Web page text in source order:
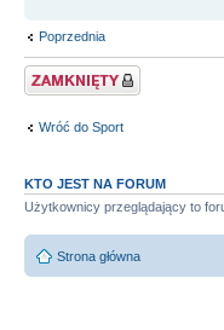
Poprzednia
Zablokowany temat
Wróć do Sport
KTO JEST NA FORUM
Użytkownicy przeglądający to
Strona główna